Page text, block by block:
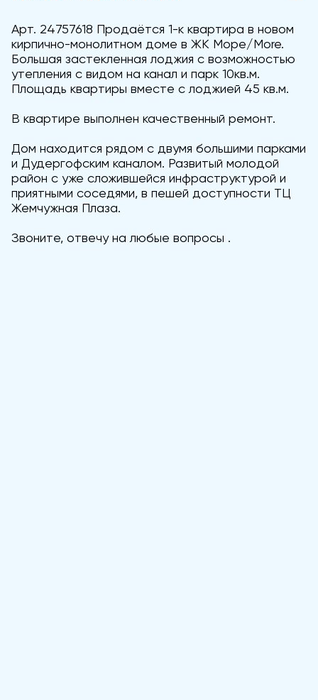
Арт. 24757618 Продаётся 1-к квартира в новом
кирпично-монолитном доме в ЖК Море/More.
Большая застекленная лоджия с возможностью
утепления с видом на канал и парк 10кв.м.
Площадь квартиры вместе с лоджией 45 кв.м.
В квартире выполнен качественный ремонт.
Дом находится рядом с двумя большими парками
и Дудергофским каналом. Развитый молодой
район с уже сложившейся инфраструктурой и
приятными соседями, в пешей доступности ТЦ
Жемчужная Плаза.
Звоните, отвечу на любые вопросы .